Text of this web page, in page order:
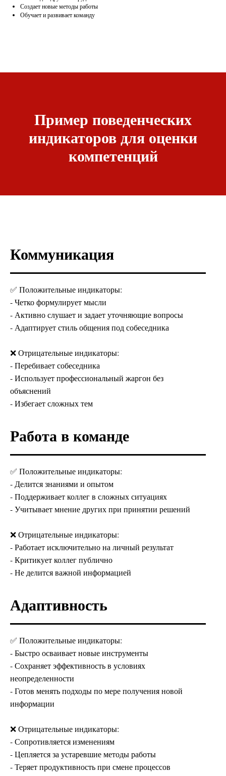
Создает новые методы работы
Обучает и развивает команду
Пример поведенческих
индикаторов для оценки
компетенций
Коммуникация
✅ Положительные индикаторы:
- Четко формулирует мысли
- Активно слушает и задает уточняющие вопросы
- Адаптирует стиль общения под собеседника
❌ Отрицательные индикаторы:
- Перебивает собеседника
- Использует профессиональный жаргон без
объяснений
- Избегает сложных тем
Работа в команде
✅ Положительные индикаторы:
- Делится знаниями и опытом
- Поддерживает коллег в сложных ситуациях
- Учитывает мнение других при принятии решений
❌ Отрицательные индикаторы:
- Работает исключительно на личный результат
- Критикует коллег публично
- Не делится важной информацией
Адаптивность
✅ Положительные индикаторы:
- Быстро осваивает новые инструменты
- Сохраняет эффективность в условиях
неопределенности
- Готов менять подходы по мере получения новой
информации
❌ Отрицательные индикаторы:
- Сопротивляется изменениям
- Цепляется за устаревшие методы работы
- Теряет продуктивность при смене процессов